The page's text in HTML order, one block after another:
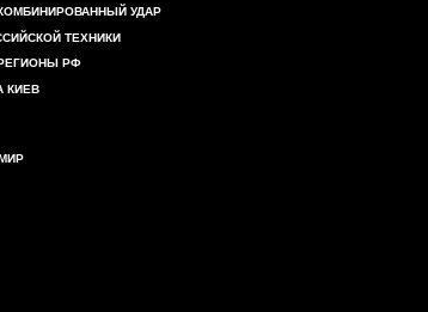
УДАР
ТЕХНИКИ
РФ
КИЕВ